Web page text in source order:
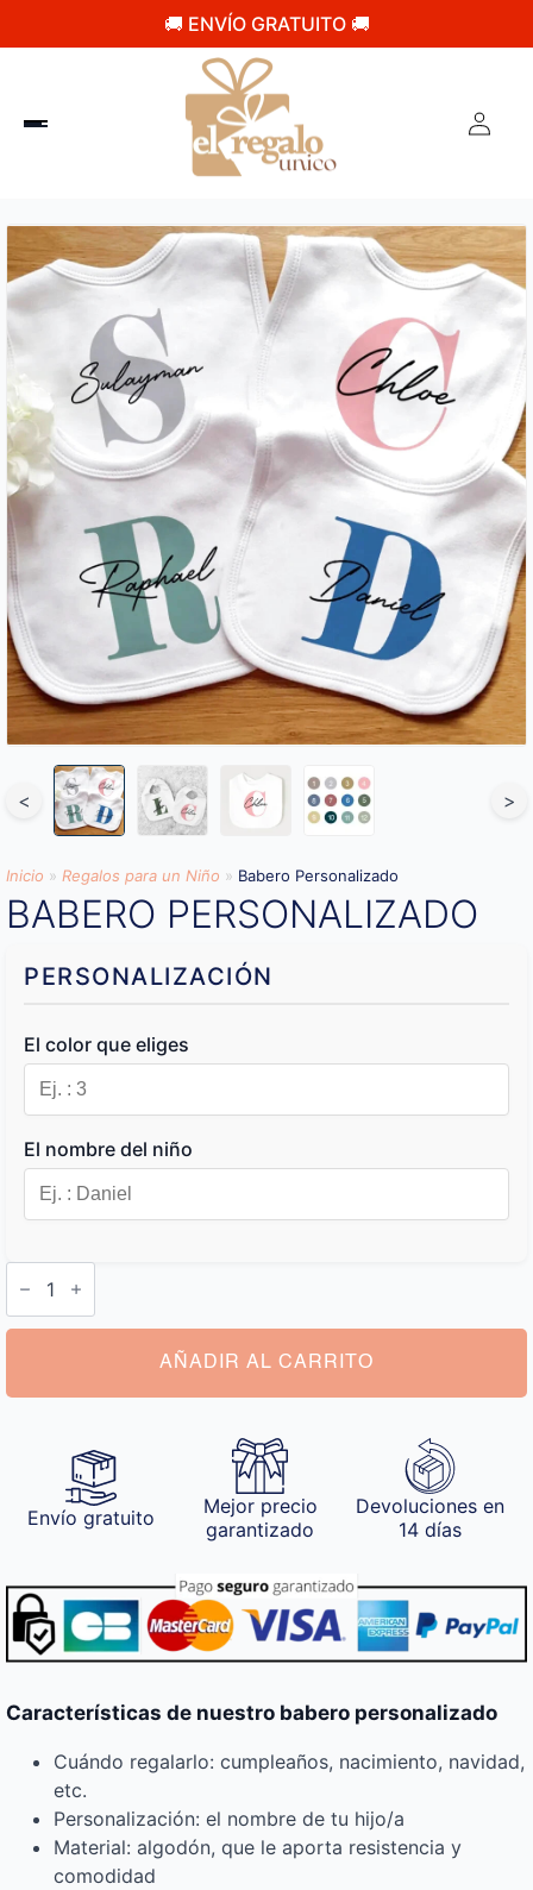
🚚 ENVÍO GRATUITO 🚚
< >
Inicio » Regalos para un Niño » Babero Personalizado
BABERO PERSONALIZADO
PERSONALIZACIÓN
El color que eliges
El nombre del niño
Babero
Personalizado
cantidad
AÑADIR AL CARRITO
Envío gratuito
Mejor precio
garantizado
Devoluciones en
14 días
Características de nuestro babero personalizado
Cuándo regalarlo: cumpleaños, nacimiento, navidad,
etc.
Personalización: el nombre de tu hijo/a
Material: algodón, que le aporta resistencia y
comodidad